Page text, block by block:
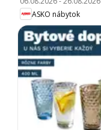
ASKO nábytok